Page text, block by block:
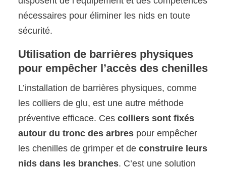
nécessaires pour éliminer les nids en toute
sécurité.
Utilisation de barrières physiques
pour empêcher l’accès des chenilles
L’installation de barrières physiques, comme
les colliers de glu, est une autre méthode
préventive efficace. Ces colliers sont fixés
autour du tronc des arbrespour empêcher
les chenilles de grimper et de construire leurs
nids dans les branches. C’est une solution